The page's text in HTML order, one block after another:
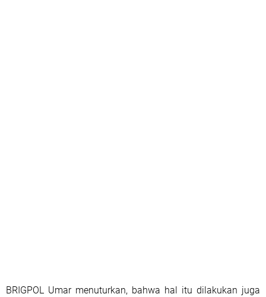
BRIGPOL Umar menuturkan, bahwa hal itu dilakukan juga